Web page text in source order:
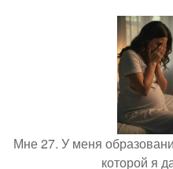
Мне 27. У меня
которой я